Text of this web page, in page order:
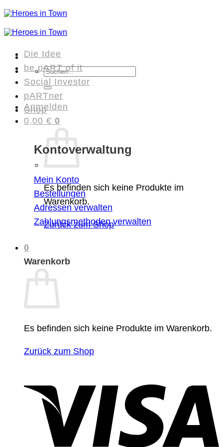
Zum
Inhalt
Suchen
nach:
Anmelden
0,00 € 0
Es befinden sich keine Produkte im
Warenkorb.
Zurück zum Shop
0
Warenkorb
Es befinden sich keine Produkte im Warenkorb.
Zurück zum Shop
Die Idee
be pART of it
Social Investor
pARTner
Shop
Kontoverwaltung
Mein Konto
Bestellungen
Adressen verwalten
Zahlungsmethoden verwalten